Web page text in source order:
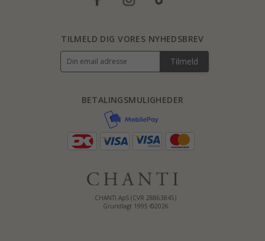
CHANTI ApS (CVR 28863845)
Grundlagt 1995 ©2026
BETALINGSMULIGHEDER
TILMELD DIG VORES NYHEDSBREV
Tilmeld